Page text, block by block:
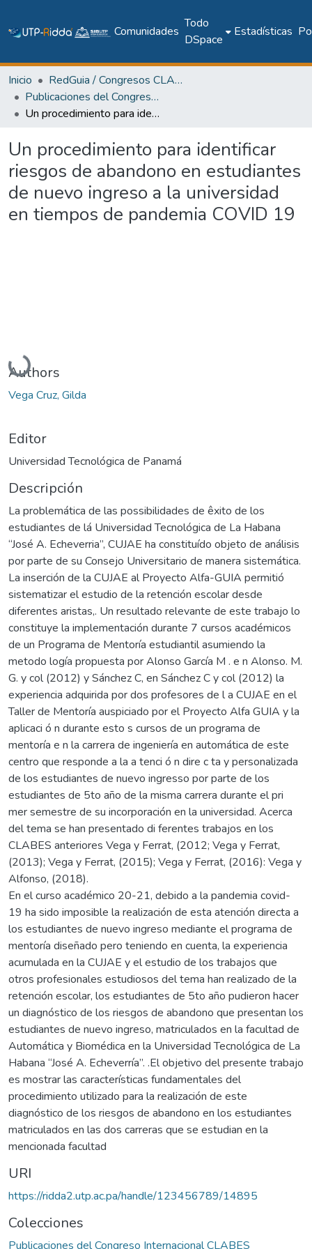
Comunidades
Todo
DSpace
Estadísticas
Inicio
RedGuia / Congresos CLABES
Publicaciones del Congreso Internacional CLABES
Un procedimiento para identificar riesgos de abandono en estudiantes de nuevo ingreso a la universidad en tiempos de pandemia COVID 19
Un procedimiento para identificar
riesgos de abandono en estudiantes
de nuevo ingreso a la universidad
en tiempos de pandemia COVID 19
Cargando...
Authors
Vega Cruz, Gilda
Editor
Universidad Tecnológica de Panamá
Descripción
La problemática de las possibilidades de êxito de los
estudiantes de lá Universidad Tecnológica de La Habana
“José A. Echeverria”, CUJAE ha constituído objeto de análisis
por parte de su Consejo Universitario de manera sistemática.
La inserción de la CUJAE al Proyecto Alfa-GUIA permitió
sistematizar el estudio de la retención escolar desde
diferentes aristas,. Un resultado relevante de este trabajo lo
constituye la implementación durante 7 cursos académicos
de un Programa de Mentoría estudiantil asumiendo la
metodo logía propuesta por Alonso García M . e n Alonso. M.
G. y col (2012) y Sánchez C, en Sánchez C y col (2012) la
experiencia adquirida por dos profesores de l a CUJAE en el
Taller de Mentoría auspiciado por el Proyecto Alfa GUIA y la
aplicaci ó n durante esto s cursos de un programa de
mentoría e n la carrera de ingeniería en automática de este
centro que responde a la a tenci ó n dire c ta y personalizada
de los estudiantes de nuevo ingresso por parte de los
estudiantes de 5to año de la misma carrera durante el pri
mer semestre de su incorporación en la universidad. Acerca
del tema se han presentado di ferentes trabajos en los
CLABES anteriores Vega y Ferrat, (2012; Vega y Ferrat,
(2013); Vega y Ferrat, (2015); Vega y Ferrat, (2016): Vega y
Alfonso, (2018).
En el curso académico 20-21, debido a la pandemia covid-
19 ha sido imposible la realización de esta atención directa a
los estudiantes de nuevo ingreso mediante el programa de
mentoría diseñado pero teniendo en cuenta, la experiencia
acumulada en la CUJAE y el estudio de los trabajos que
otros profesionales estudiosos del tema han realizado de la
retención escolar, los estudiantes de 5to año pudieron hacer
un diagnóstico de los riesgos de abandono que presentan los
estudiantes de nuevo ingreso, matriculados en la facultad de
Automática y Biomédica en la Universidad Tecnológica de La
Habana “José A. Echeverría”. .El objetivo del presente trabajo
es mostrar las características fundamentales del
procedimiento utilizado para la realización de este
diagnóstico de los riesgos de abandono en los estudiantes
matriculados en las dos carreras que se estudian en la
mencionada facultad
URI
https://ridda2.utp.ac.pa/handle/123456789/14895
Colecciones
Publicaciones del Congreso Internacional CLABES